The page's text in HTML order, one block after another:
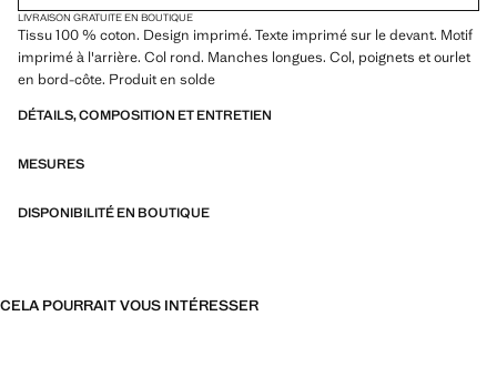
LIVRAISON GRATUITE EN BOUTIQUE
Tissu 100 % coton. Design imprimé. Texte imprimé sur le devant. Motif
imprimé à l'arrière. Col rond. Manches longues. Col, poignets et ourlet
en bord-côte. Produit en solde
DÉTAILS, COMPOSITION ET ENTRETIEN
MESURES
DISPONIBILITÉ EN BOUTIQUE
CELA POURRAIT VOUS INTÉRESSER